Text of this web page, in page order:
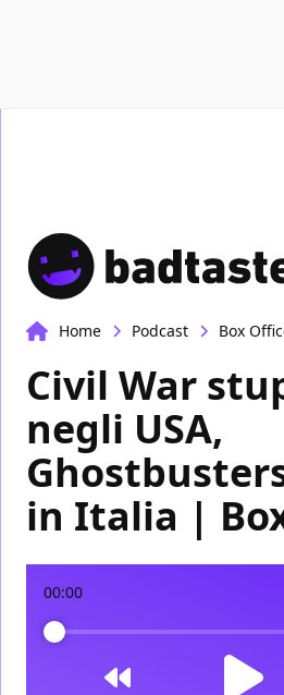
Home Podcast Box
Civil War
negli USA,
in Italia |
00:00